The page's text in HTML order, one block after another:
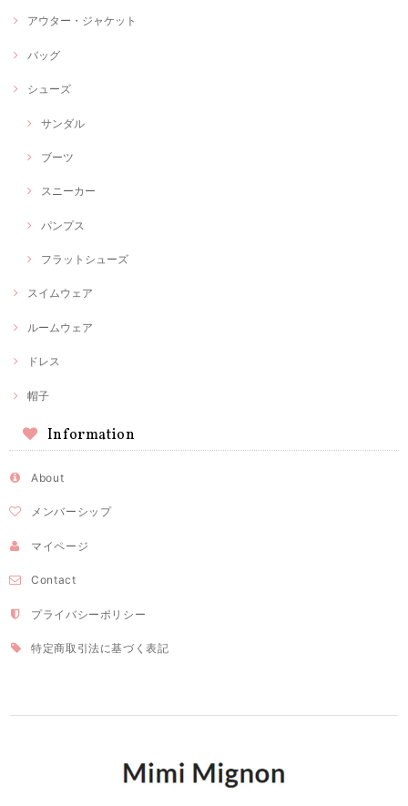
アウター・ジャケット
バッグ
シューズ
サンダル
ブーツ
スニーカー
パンプス
フラットシューズ
スイムウェア
ルームウェア
ドレス
帽子
Information
About
メンバーシップ
マイページ
Contact
プライバシーポリシー
特定商取引法に基づく表記